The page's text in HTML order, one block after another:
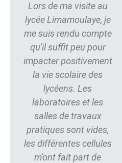
Lors de ma visite au
lycée Limamoulaye, je
me suis rendu compte
qu'il suffit peu pour
impacter positivement
la vie scolaire des
lycéens. Les
laboratoires et les
salles de travaux
pratiques sont vides,
les différentes cellules
m'ont fait part de